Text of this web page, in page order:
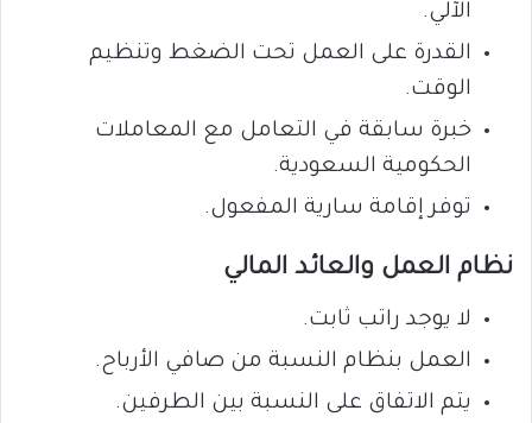
الآلي.
القدرة على العمل تحت الضغط وتنظيم
الوقت.
خبرة سابقة في التعامل مع المعاملات
الحكومية السعودية.
توفر إقامة سارية المفعول.
نظام العمل والعائد المالي
لا يوجد راتب ثابت.
العمل بنظام النسبة من صافي الأرباح.
يتم الاتفاق على النسبة بين الطرفين.